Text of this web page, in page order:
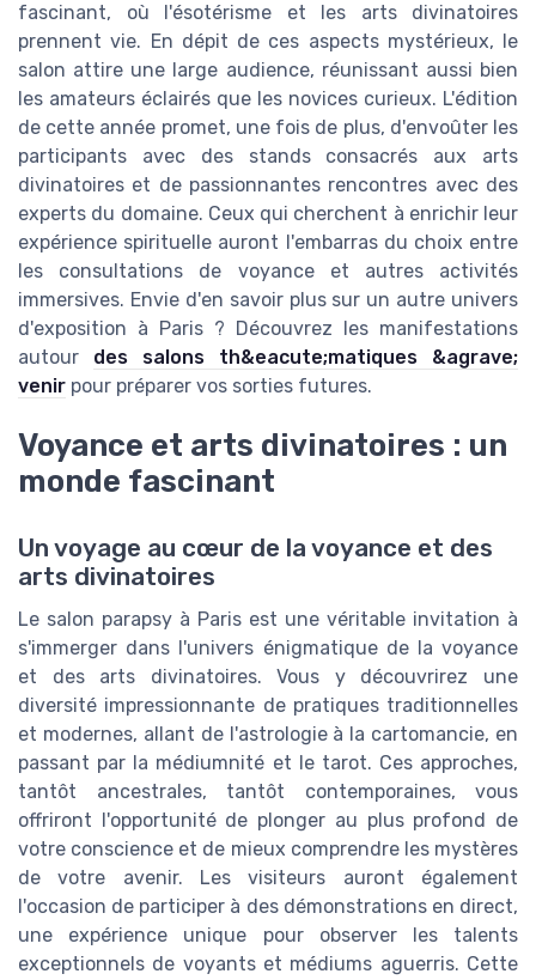
fascinant, où l'ésotérisme et les arts divinatoires
prennent vie. En dépit de ces aspects mystérieux, le
salon attire une large audience, réunissant aussi bien
les amateurs éclairés que les novices curieux. L'édition
de cette année promet, une fois de plus, d'envoûter les
participants avec des stands consacrés aux arts
divinatoires et de passionnantes rencontres avec des
experts du domaine. Ceux qui cherchent à enrichir leur
expérience spirituelle auront l'embarras du choix entre
les consultations de voyance et autres activités
immersives. Envie d'en savoir plus sur un autre univers
d'exposition à Paris ? Découvrez les manifestations
autour des salons th&eacute;matiques &agrave;
venir pour préparer vos sorties futures.
Voyance et arts divinatoires : un
monde fascinant
Un voyage au cœur de la voyance et des
arts divinatoires
Le salon parapsy à Paris est une véritable invitation à
s'immerger dans l'univers énigmatique de la voyance
et des arts divinatoires. Vous y découvrirez une
diversité impressionnante de pratiques traditionnelles
et modernes, allant de l'astrologie à la cartomancie, en
passant par la médiumnité et le tarot. Ces approches,
tantôt ancestrales, tantôt contemporaines, vous
offriront l'opportunité de plonger au plus profond de
votre conscience et de mieux comprendre les mystères
de votre avenir. Les visiteurs auront également
l'occasion de participer à des démonstrations en direct,
une expérience unique pour observer les talents
exceptionnels de voyants et médiums aguerris. Cette